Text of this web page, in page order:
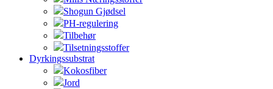
Shogun Gjødsel
PH-regulering
Tilbehør
Tilsetningsstoffer
Dyrkingssubstrat
Kokosfiber
Jord